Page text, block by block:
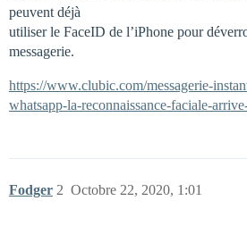
peuvent déjà
utiliser le FaceID de l’iPhone pour
messagerie.
https://www.clubic.com/messagerie-
whatsapp-la-reconnaissance-faciale-
Fodger Octobre 22, 2020, 1:01
2